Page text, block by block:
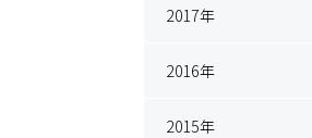
2017年
2016年
2015年